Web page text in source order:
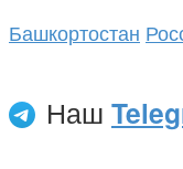
Башкортостан
Наш